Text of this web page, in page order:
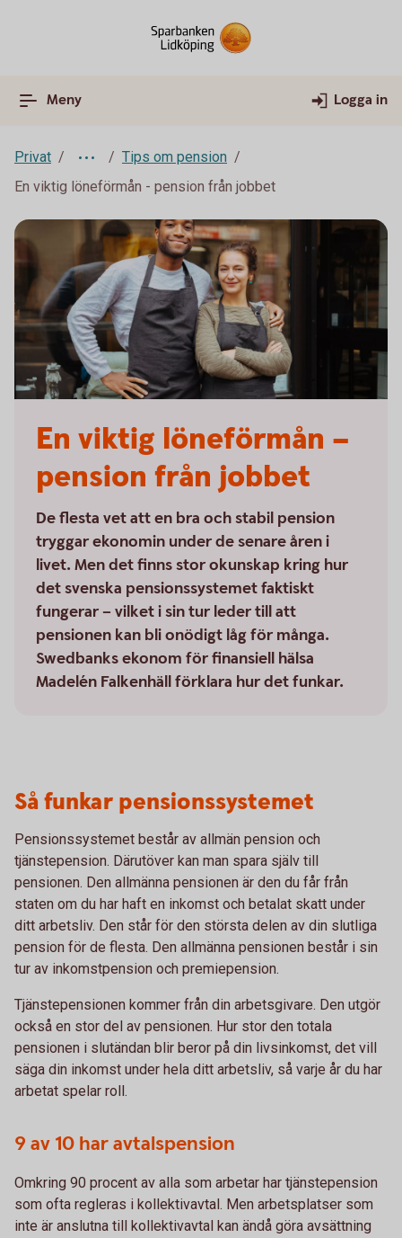
Meny Logga in
Privat
Tips om pension
En viktig löneförmån - pension från jobbet
En viktig löneförmån –
pension från jobbet
De flesta vet att en bra och stabil pension
tryggar ekonomin under de senare åren i
livet. Men det finns stor okunskap kring hur
det svenska pensionssystemet faktiskt
fungerar – vilket i sin tur leder till att
pensionen kan bli onödigt låg för många.
Swedbanks ekonom för finansiell hälsa
Madelén Falkenhäll förklara hur det funkar.
Så funkar pensionssystemet
Pensionssystemet består av allmän pension och
tjänstepension. Därutöver kan man spara själv till
pensionen. Den allmänna pensionen är den du får från
staten om du har haft en inkomst och betalat skatt under
ditt arbetsliv. Den står för den största delen av din slutliga
pension för de flesta. Den allmänna pensionen består i sin
tur av inkomstpension och premiepension.
Tjänstepensionen kommer från din arbetsgivare. Den utgör
också en stor del av pensionen. Hur stor den totala
pensionen i slutändan blir beror på din livsinkomst, det vill
säga din inkomst under hela ditt arbetsliv, så varje år du har
arbetat spelar roll.
9 av 10 har avtalspension
Omkring 90 procent av alla som arbetar har tjänstepension
som ofta regleras i kollektivavtal. Men arbetsplatser som
inte är anslutna till kollektivavtal kan ändå göra avsättning